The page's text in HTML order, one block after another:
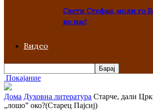
Свети Стефан, моли го
во нас!
Видео
Покајание
Дома Духовна литература Старче, дали
„лошо” око?(Старец Пајсиј)